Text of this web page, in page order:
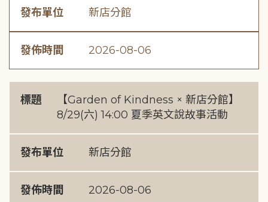
發布單位 新店分館
發佈時間 2026-08-06
標題
【Garden of Kindness × 新店分館】
8/29(六) 14:00 夏季英文說故事活動
發布單位 新店分館
發佈時間 2026-08-06